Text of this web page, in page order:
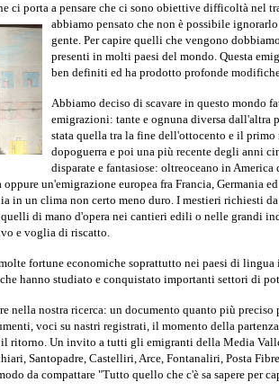
ci porta a pensare che ci sono obiettive difficoltà nel
abbiamo pensato che non è possibile
gente. Per capire quelli che vengono
presenti in molti paesi del mondo. Questa
ben definiti ed ha prodotto profonde
Abbiamo deciso di scavare in questo mondo
emigrazioni: tante e ognuna diversa dall'altra
stata quella tra la fine dell'ottocento e il
dopoguerra e poi una più recente degli anni
disparate e fantasiose: oltreoceano in
un'emigrazione europea fra Francia, Germania
in un clima non certo meno duro. I mestieri richiesti da
di mano d'opera nei cantieri edili o nelle grandi
e voglia di riscatto.
fortune economiche soprattutto nei paesi di
hanno studiato e conquistato importanti settori di
nella nostra ricerca: un documento quanto più
voci su nastri registrati, il momento della
il ritorno. Un invito a tutti gli emigranti della Media
Santopadre, Castelliri, Arce, Fontanaliri, Posta
da compattare "Tutto quello che c'è sa sapere per